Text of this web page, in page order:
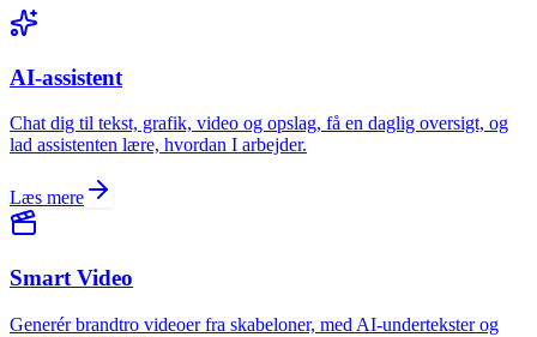
AI-assistent
Chat dig til tekst, grafik, video og opslag, få en daglig oversigt, og
lad assistenten lære, hvordan I arbejder.
Læs mere
Smart Video
Generér brandtro videoer fra skabeloner, med AI-undertekster og